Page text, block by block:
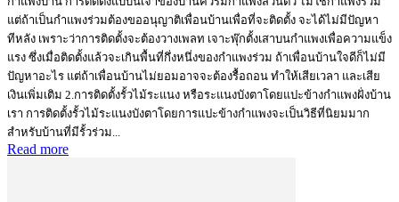
แต่ถ้าเป็นกำแพงร่วมต้องขออนุญาติเพื่อนบ้านเพื่อที่จะติดตั้ง จะได้ไม่มีปัญหา
ทีหลัง เพราะว่าการติดตั้งจะต้องวางเพลท เจาะพุ๊กตั้งเสาบนกำแพงเพื่อความแข็ง
แรง ซึ่งเมื่อติดตั้งแล้วจะเกินพื้นที่กึ่งหนึ่งของกำแพงร่วม ถ้าเพื่อนบ้านใจดีก็ไม่มี
ปัญหาอะไร แต่ถ้าเพื่อนบ้านไม่ยอมอาจจะต้องรื้อถอน ทำให้เสียเวลา และเสีย
เงินเพิ่มเติม 2.การติดตั้งรั้วไม้ระแนง หรือระแนงบังตาโดยแปะข้างกำแพงฝั่งบ้าน
เรา การติดตั้งรั้วไม้ระแนงบังตาโดยการแปะข้างกำแพงจะเป็นวิธีที่นิยมมาก
สำหรับบ้านที่มีรั้วร่วม...
Read more